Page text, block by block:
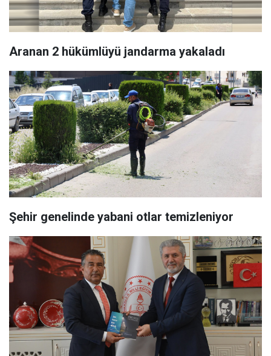
Aranan 2 hükümlüyü jandarma yakaladı
Şehir genelinde yabani otlar temizleniyor